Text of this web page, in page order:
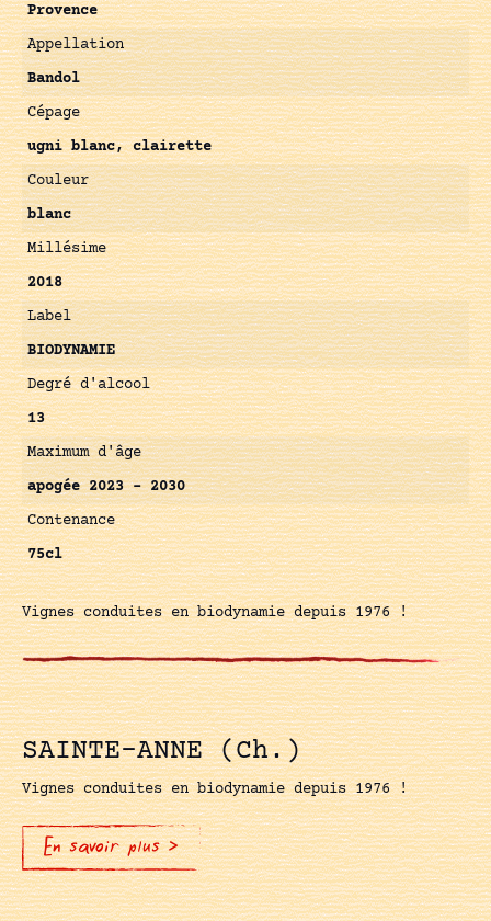
Provence
Appellation
Bandol
Cépage
ugni blanc, clairette
Couleur
blanc
Millésime
2018
Label
BIODYNAMIE
Degré d'alcool
13
Maximum d'âge
apogée 2023 – 2030
Contenance
75cl
Vignes conduites en biodynamie depuis 1976 !
SAINTE-ANNE (Ch.)
Vignes conduites en biodynamie depuis 1976 !
En savoir plus >